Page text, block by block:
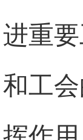
进重
和工